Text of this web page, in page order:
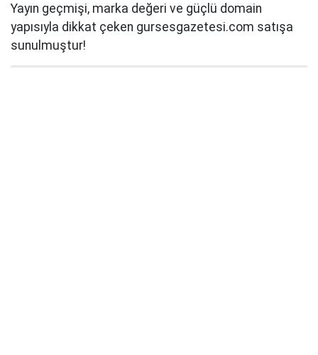
Yayın geçmişi, marka değeri ve güçlü domain
yapısıyla dikkat çeken gursesgazetesi.com satışa
sunulmuştur!